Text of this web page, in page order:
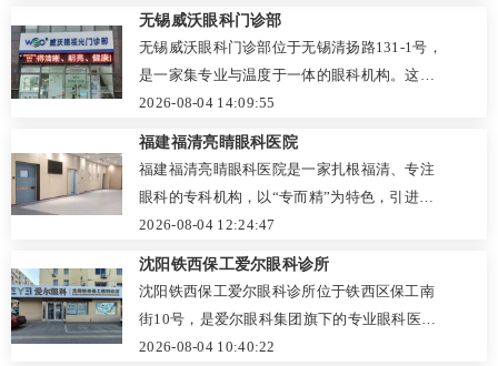
个经验方。科室注重医德医风，收费透明，提
供多种预约方式，地址位于哈尔滨市香坊区和
平路26号，深受患者信赖。
全，坚持先检查后评估的规范流程，医生细致
沟通，术后随访完善。2026年公示参考价：全
飞秒21800元/双眼，ICL 32800元/单眼，白内
1298号。患者普遍反馈就诊安心、服务负责，
适合各年龄段眼健康需求。
无锡威沃眼科门诊部
无锡威沃眼科门诊部位于无锡清扬路131-1号，
是一家集专业与温度于一体的眼科机构。这里
环境宽敞舒适，流程规范透明，从资质公示到
消毒管理均严格合规，让患者安心。门诊部覆
盖全生命周期眼健康：青少年近视防控、中青
年干眼诊疗、中老年白内障手术等，配备先进
心，以扎实的口碑成为无锡市民信赖的眼健康
守护者。
2026-08-04 14:09:55
福建福清亮睛眼科医院
福建福清亮睛眼科医院是一家扎根福清、专注
眼科的专科机构，以“专而精”为特色，引进视
网膜激光治疗仪、自动化验光等先进设备，覆
盖白内障、青光眼、近视防控等全生命周期诊
疗。医院坚持“以患者为中心”，提供个性化方
案和贴心导诊服务，收费透明，并支持官网、
2026-08-04 12:24:47
沈阳铁西保工爱尔眼科诊所
沈阳铁西保工爱尔眼科诊所位于铁西区保工南
街10号，是爱尔眼科集团旗下的专业眼科医疗
机构，正规可靠。诊所环境舒适，分区合理，
2026-08-04 10:40:22